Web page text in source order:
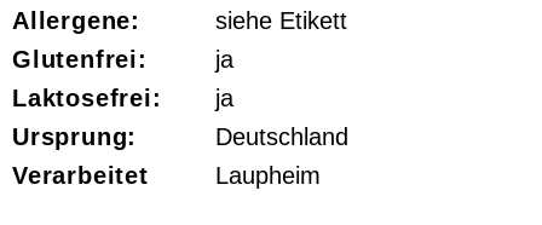
Allergene:
siehe Etikett
Glutenfrei:
ja
Laktosefrei:
ja
Ursprung:
Deutschland
Verarbeitet
Laupheim